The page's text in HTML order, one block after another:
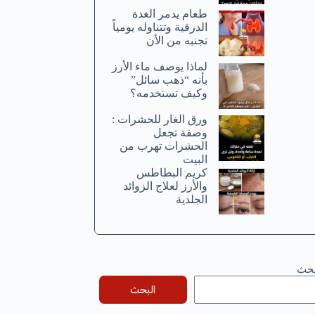
طعام يدمر الغدة
الدرقية وتتناوله يومياً
تجنبه من الأن
لماذا يوصف ماء الأرز
بأنه “ذهب سائل”
وكيف تستخدمه؟
ورق الغار للحشرات :
وصفة تجعل
الحشرات تهرب من
البيت
كريم البطاطس
والأرز لعلاج الزوائد
الجلدية
البحث